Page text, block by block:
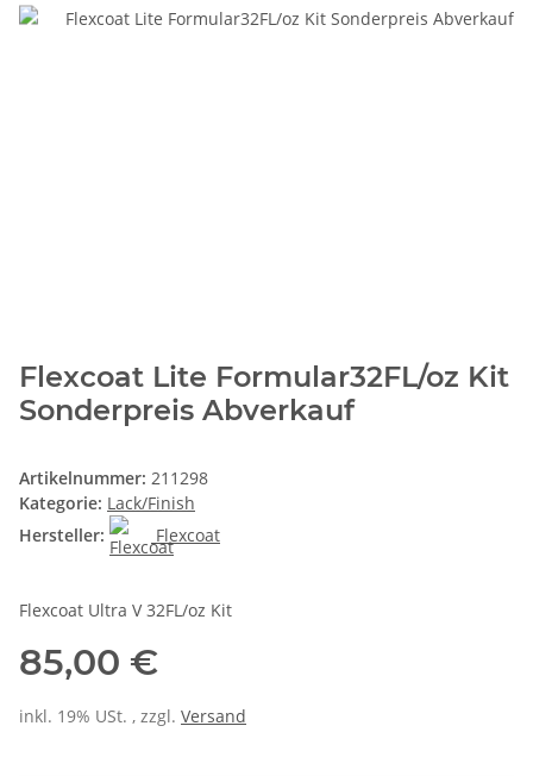
Flexcoat Lite Formular32FL/oz Kit
Sonderpreis Abverkauf
Artikelnummer: 211298
Kategorie: Lack/Finish
Hersteller:
Flexcoat
Flexcoat Ultra V 32FL/oz Kit
85,00 €
inkl. 19% USt. , zzgl. Versand